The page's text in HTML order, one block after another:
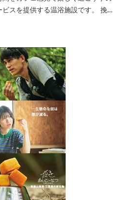
スを提供する温浴施設です。 挽き
マッサージチェア、Wi-Fiを無料